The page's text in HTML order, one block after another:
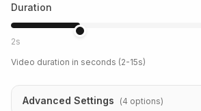
Duration
2s
Video duration in seconds (2-15s)
Advanced Settings (4 options)